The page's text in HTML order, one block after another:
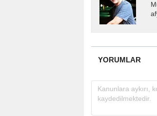
YORUMLAR